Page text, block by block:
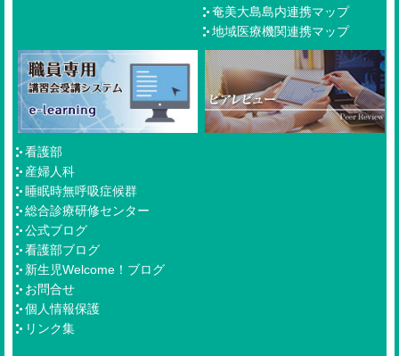
奄美大島島内連携マップ
地域医療機関連携マップ
看護部
産婦人科
睡眠時無呼吸症候群
総合診療研修センター
公式ブログ
看護部ブログ
新生児Welcome！ブログ
お問合せ
個人情報保護
リンク集